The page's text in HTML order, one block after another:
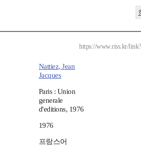
https://www.riss.kr/
Nattiez, Jean
Jacques
Paris : Union
generale
d'editions, 1976
1976
프랑스어